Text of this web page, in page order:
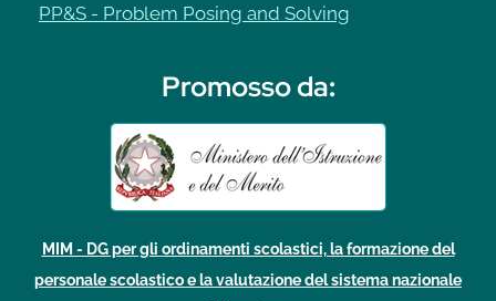
PP&S - Problem Posing and Solving
Promosso da:
MIM - DG per gli ordinamenti scolastici, la formazione del
personale scolastico e la valutazione del sistema nazionale